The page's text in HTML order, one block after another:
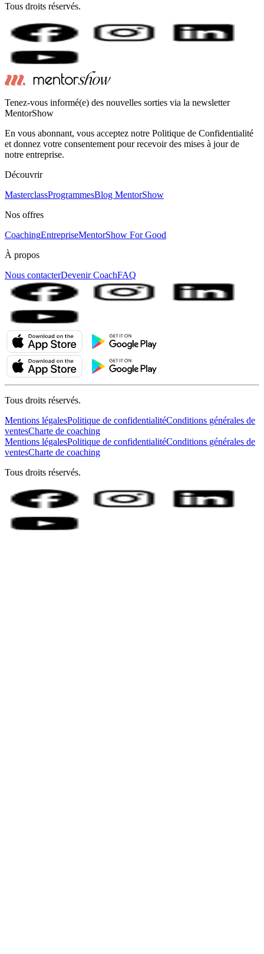
Tous droits réservés.
Tenez-vous informé(e) des nouvelles sorties via la newsletter
MentorShow
En vous abonnant, vous acceptez notre Politique de Confidentialité
et donnez votre consentement pour recevoir des mises à jour de
notre entreprise.
Découvrir
MasterclassProgrammesBlog MentorShow
Nos offres
CoachingEntrepriseMentorShow For Good
À propos
Nous contacterDevenir CoachFAQ
Tous droits réservés.
Mentions légalesPolitique de confidentialitéConditions générales de
ventesCharte de coaching
Mentions légalesPolitique de confidentialitéConditions générales de
ventesCharte de coaching
Tous droits réservés.